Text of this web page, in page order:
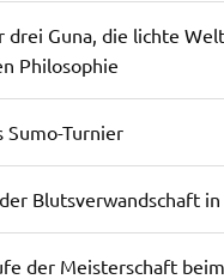
drei Guna, die lichte
Philosophie
Sumo-Turnier
Blutsverwandschaft
der Meisterschaft